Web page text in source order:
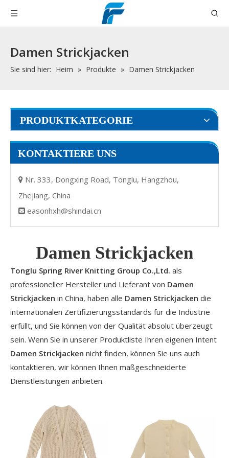
Damen Strickjacken
Sie sind hier: Heim » Produkte » Damen Strickjacken
PRODUKTKATEGORIE
KONTAKTIERE UNS
 Nr. 333, Dongxing Road, Tonglu, Hangzhou,
Zhejiang, China
 easonhxh@shindai.cn
Damen Strickjacken
Tonglu Spring River Knitting Group Co.,Ltd. als
professioneller Hersteller und Lieferant von Damen
Strickjacken in China, haben alle Damen Strickjacken die
internationalen Zertifizierungsstandards für die Industrie
erfüllt, und Sie können von der Qualität absolut überzeugt
sein. Wenn Sie in unserer Produktliste Ihren eigenen Intent
Damen Strickjacken nicht finden, können Sie uns auch
kontaktieren, wir können Ihnen maßgeschneiderte
Dienstleistungen anbieten.